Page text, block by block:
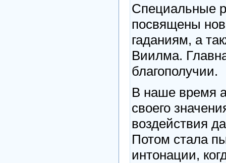
Специальные
посвящены
гаданиям, а
Виилма.
благополучии.
В наше время
своего
воздействия
Потом стала
интонации,